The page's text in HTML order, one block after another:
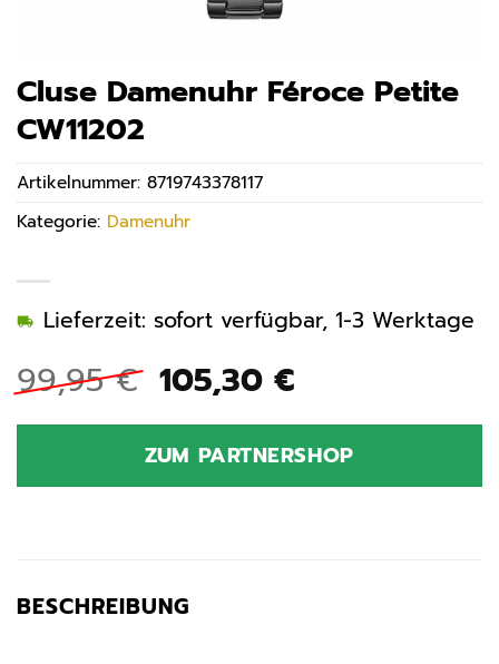
Cluse Damenuhr Féroce Petite
CW11202
99,95€ Ursprünglicher
Preis
war:
99,95 €
105,30 €Aktueller
ist:
105,30 €.
Lieferzeit: sofort verfügbar, 1-3 Werktage
ZUM PARTNERSHOP
Artikelnummer: 8719743378117
Kategorie: Damenuhr
BESCHREIBUNG